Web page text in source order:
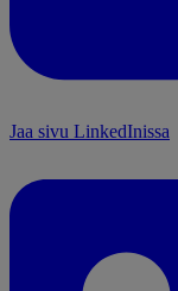
Jaa sivu LinkedInissa